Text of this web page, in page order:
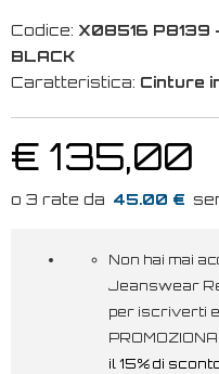
Codice: X08516 P8139
BLACK
Caratteristica: Cinture
€ 135,00
45.00 €
Non hai mai
Jeanswear
per iscriverti
il 15% di